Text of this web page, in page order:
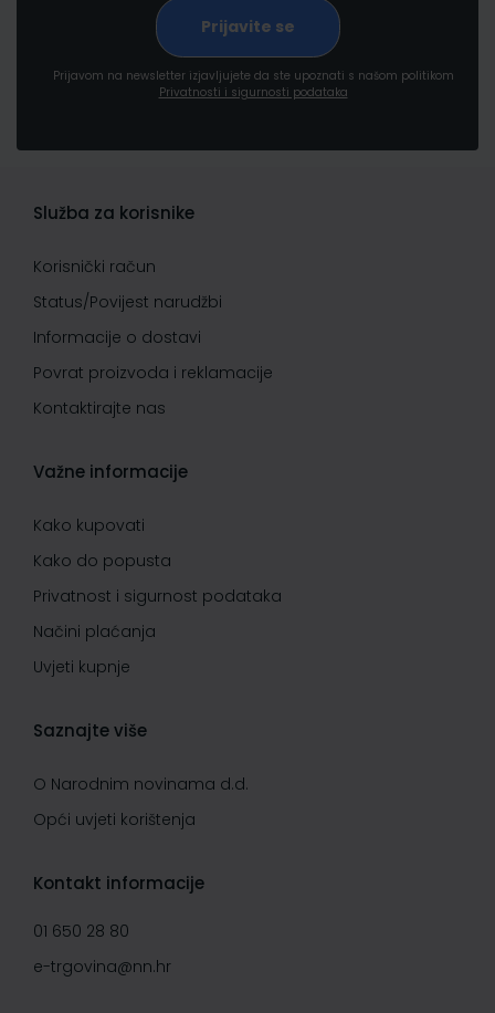
Prijavom na newsletter izjavljujete da ste upoznati s našom politikom
Privatnosti i sigurnosti podataka
Služba za korisnike
Korisnički račun
Status/Povijest narudžbi
Informacije o dostavi
Povrat proizvoda i reklamacije
Kontaktirajte nas
Važne informacije
Kako kupovati
Kako do popusta
Privatnost i sigurnost podataka
Načini plaćanja
Uvjeti kupnje
Saznajte više
O Narodnim novinama d.d.
Opći uvjeti korištenja
Kontakt informacije
01 650 28 80
e-trgovina@nn.hr